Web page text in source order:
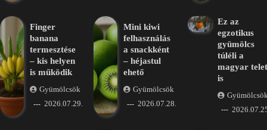
Finger
banana
termesztése
– kis helyen
is működik
Gyümölcsök
2026.07.29.
Mini kiwi
felhasználás
a snackként
– héjastul
ehető
Gyümölcsök
2026.07.28.
Ez az
egzotikus
gyümölcs
túléli a
magyar telet
is